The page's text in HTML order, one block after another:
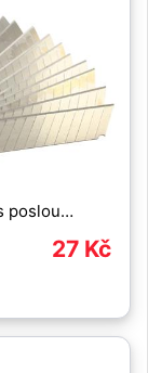
poslou…
27 Kč